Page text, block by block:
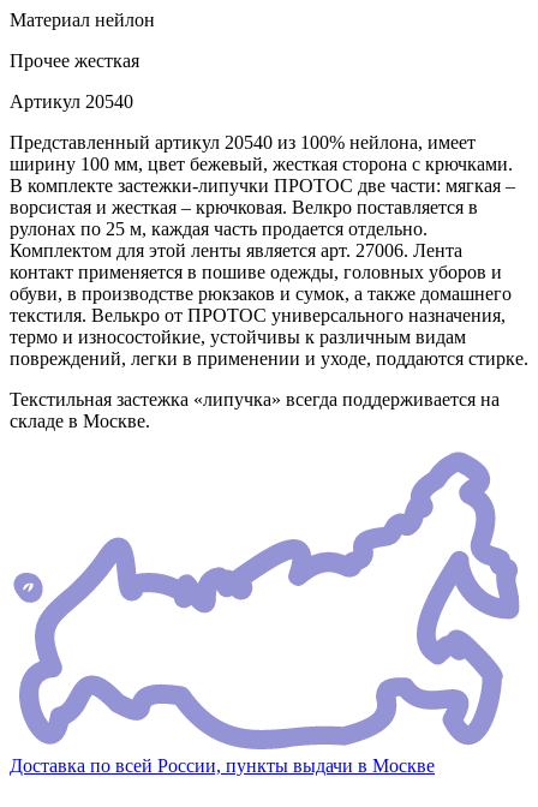
Материал нейлон
Прочее жесткая
Артикул 20540
Представленный артикул 20540 из 100% нейлона, имеет
ширину 100 мм, цвет бежевый, жесткая сторона с крючками.
В комплекте застежки-липучки ПРОТОС две части: мягкая –
ворсистая и жесткая – крючковая. Велкро поставляется в
рулонах по 25 м, каждая часть продается отдельно.
Комплектом для этой ленты является арт. 27006. Лента
контакт применяется в пошиве одежды, головных уборов и
обуви, в производстве рюкзаков и сумок, а также домашнего
текстиля. Велькро от ПРОТОС универсального назначения,
термо и износостойкие, устойчивы к различным видам
повреждений, легки в применении и уходе, поддаются стирке.
Текстильная застежка «липучка» всегда поддерживается на
складе в Москве.
Доставка по всей России, пункты выдачи в Москве